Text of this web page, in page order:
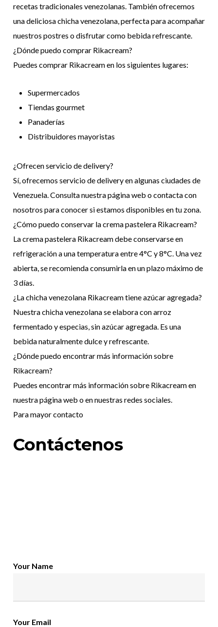
recetas tradicionales venezolanas. También ofrecemos
una deliciosa chicha venezolana, perfecta para acompañar
nuestros postres o disfrutar como bebida refrescante.
¿Dónde puedo comprar Rikacream?
Puedes comprar Rikacream en los siguientes lugares:
Supermercados
Tiendas gourmet
Panaderías
Distribuidores mayoristas
¿Ofrecen servicio de delivery?
Sí, ofrecemos servicio de delivery en algunas ciudades de
Venezuela. Consulta nuestra página web o contacta con
nosotros para conocer si estamos disponibles en tu zona.
¿Cómo puedo conservar la crema pastelera Rikacream?
La crema pastelera Rikacream debe conservarse en
refrigeración a una temperatura entre 4°C y 8°C. Una vez
abierta, se recomienda consumirla en un plazo máximo de
3 días.
¿La chicha venezolana Rikacream tiene azúcar agregada?
Nuestra chicha venezolana se elabora con arroz
fermentado y especias, sin azúcar agregada. Es una
bebida naturalmente dulce y refrescante.
¿Dónde puedo encontrar más información sobre
Rikacream?
Puedes encontrar más información sobre Rikacream en
nuestra página web o en nuestras redes sociales.
Para mayor contacto
Contáctenos
Your Name
Your Email